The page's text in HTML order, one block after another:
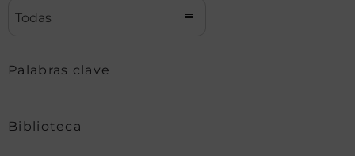
Todas
Palabras clave
Biblioteca